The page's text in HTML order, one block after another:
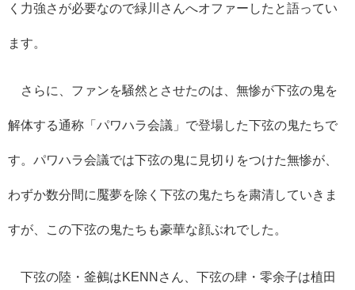
く力強さが必要なので緑川さんへオファーしたと語ってい
ます。
さらに、ファンを騒然とさせたのは、無惨が下弦の鬼を
解体する通称「パワハラ会議」で登場した下弦の鬼たちで
す。パワハラ会議では下弦の鬼に見切りをつけた無惨が、
わずか数分間に魘夢を除く下弦の鬼たちを粛清していきま
すが、この下弦の鬼たちも豪華な顔ぶれでした。
下弦の陸・釜鵺はKENN さん、下弦の肆・零余子は植田